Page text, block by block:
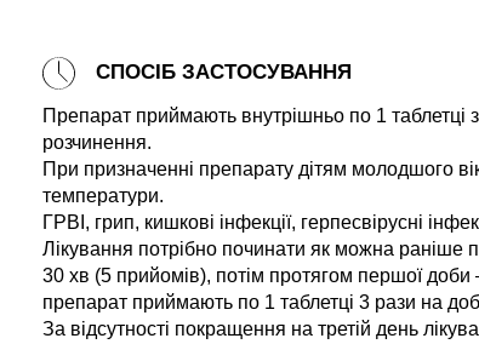
СПОСІБ ЗАСТОСУВАННЯ
Препарат приймають внутрішньо по 1 таблетці
розчинення.
При призначенні препарату дітям молодшого
температури.
ГРВІ, грип, кишкові інфекції, герпесвірусні
Лікування потрібно починати як можна раніше
30 хв (5 прийомів), потім протягом першої доби
препарат приймають по 1 таблетці 3 рази на
За відсутності покращення на третій день